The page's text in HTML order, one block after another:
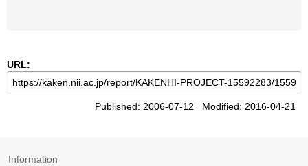
URL:
Published: 2006-07-12 Modified: 2016-04-21
Information